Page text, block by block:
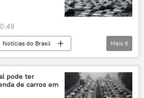
relações bilaterais
Notícias do Brasil
Mundo
indústria automobilística
Mais 6
pode ter
de carros em